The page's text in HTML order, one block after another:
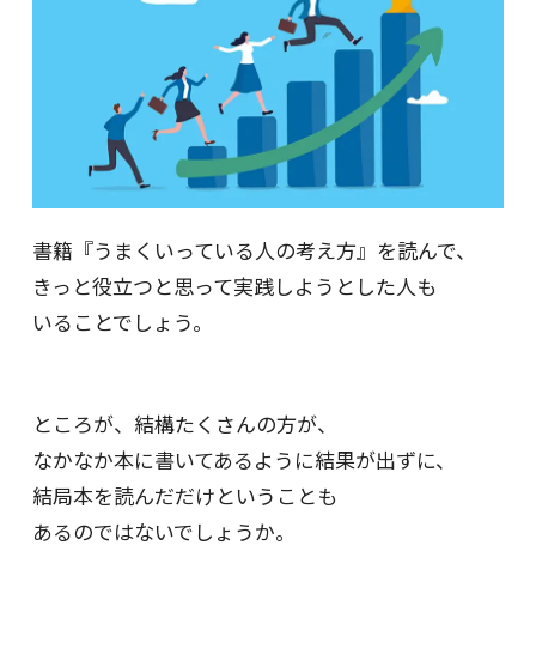
書籍『うまくいっている人の考え方』を読んで、
きっと役立つと思って実践しようとした人も
いることでしょう。
ところが、結構たくさんの方が、
なかなか本に書いてあるように結果が出ずに、
結局本を読んだだけということも
あるのではないでしょうか。